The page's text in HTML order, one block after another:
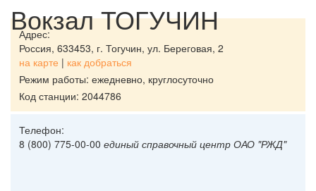
Вокзал ТОГУЧИН
Адрес:
Россия, 633453, г. Тогучин, ул. Береговая, 2
на карте | как добраться
Режим работы: ежедневно, круглосуточно
Код станции: 2044786
Телефон:
8 (800) 775-00-00 единый справочный центр ОАО "РЖД"